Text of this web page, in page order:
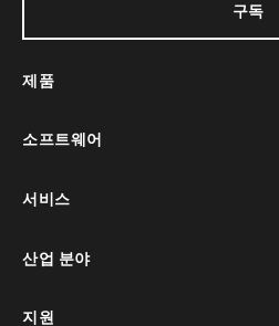
구독
제품
소프트웨어
서비스
산업 분야
지원